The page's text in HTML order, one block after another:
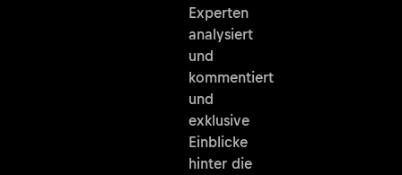
Experten
analysiert
und
kommentiert
und
exklusive
Einblicke
hinter die